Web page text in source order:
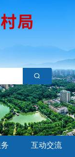
互动交流